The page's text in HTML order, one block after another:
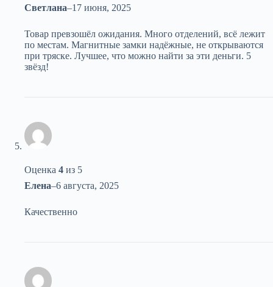
Светлана–17 июня, 2025
Товар превзошёл ожидания. Много отделений, всё лежит
по местам. Магнитные замки надёжные, не открываются
при тряске. Лучшее, что можно найти за эти деньги. 5
звёзд!
Оценка 4 из 5
Елена–6 августа, 2025
Качественно